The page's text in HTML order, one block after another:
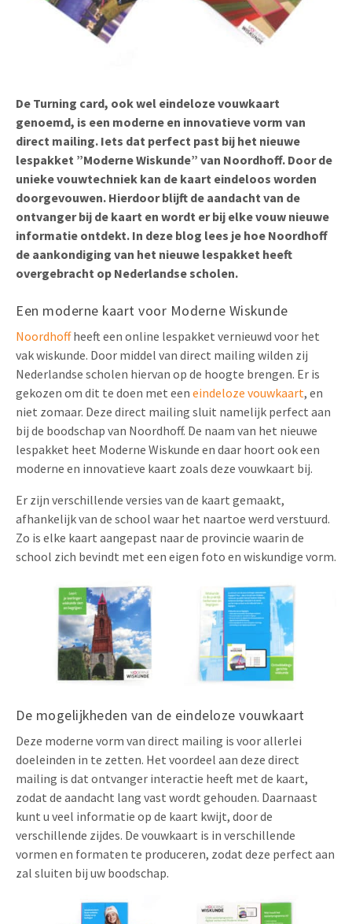
De Turning card, ook wel eindeloze vouwkaart
genoemd, is een moderne en innovatieve vorm van
direct mailing. Iets dat perfect past bij het nieuwe
lespakket ”Moderne Wiskunde” van Noordhoff. Door de
unieke vouwtechniek kan de kaart eindeloos worden
doorgevouwen. Hierdoor blijft de aandacht van de
ontvanger bij de kaart en wordt er bij elke vouw nieuwe
informatie ontdekt. In deze blog lees je hoe Noordhoff
de aankondiging van het nieuwe lespakket heeft
overgebracht op Nederlandse scholen.
Een moderne kaart voor Moderne Wiskunde
Noordhoffheeft een online lespakket vernieuwd voor het
vak wiskunde. Door middel van direct mailing wilden zij
Nederlandse scholen hiervan op de hoogte brengen. Er is
gekozen om dit te doen met een eindeloze vouwkaart, en
niet zomaar. Deze direct mailing sluit namelijk perfect aan
bij de boodschap van Noordhoff. De naam van het nieuwe
lespakket heet Moderne Wiskunde en daar hoort ook een
moderne en innovatieve kaart zoals deze vouwkaart bij.
Er zijn verschillende versies van de kaart gemaakt,
afhankelijk van de school waar het naartoe werd verstuurd.
Zo is elke kaart aangepast naar de provincie waarin de
school zich bevindt met een eigen foto en wiskundige vorm.
De mogelijkheden van de eindeloze vouwkaart
Deze moderne vorm van direct mailing is voor allerlei
doeleinden in te zetten. Het voordeel aan deze direct
mailing is dat ontvanger interactie heeft met de kaart,
zodat de aandacht lang vast wordt gehouden. Daarnaast
kunt u veel informatie op de kaart kwijt, door de
verschillende zijdes. De vouwkaart is in verschillende
vormen en formaten te produceren, zodat deze perfect aan
zal sluiten bij uw boodschap.
Pop-up Kaarten
Lenticular Cards
Twin Sliders
Tabkaarten
Budget kaarten
Andere opvallende mailings
Alle producten
Media Marketing
Non-profit Marketing
Marketing in de Zorg
Duurzame Marketing
Marketing voor Scholen
Horeca Marketing
Food Marketing
Uitnodigingen
Kalender maken
Klantenbinding
Contactgegevens
Duurzaamheid
Brochure downloaden